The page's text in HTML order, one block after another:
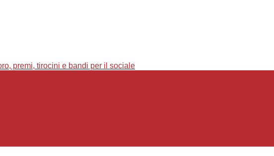
premi, tirocini e bandi per il sociale